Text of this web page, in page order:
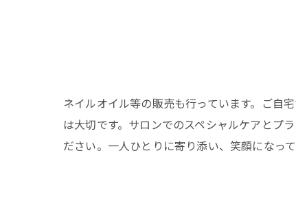
ネイルオイル等の販売も行っています。ご自
は大切です。サロンでのスペシャルケアとプ
ださい。一人ひとりに寄り添い、笑顔になっ